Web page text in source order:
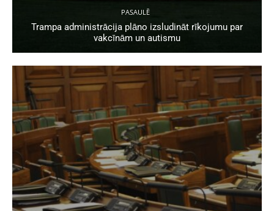
PASAULĒ
Trampa administrācija plāno izsludināt rīkojumu par
vakcīnām un autismu